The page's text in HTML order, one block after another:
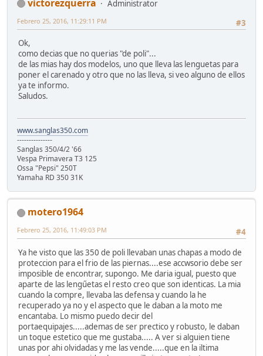
victorezquerra
Administrator
#3
Febrero 25, 2016, 11:29:11 PM
Ok,
como decias que no querias "de poli"...
de las mias hay dos modelos, uno que lleva las lenguetas para
poner el carenado y otro que no las lleva, si veo alguno de ellos
ya te informo.
Saludos.
www.sanglas350.com
---------------
Sanglas 350/4/2 '66
Vespa Primavera T3 125
Ossa "Pepsi" 250T
Yamaha RD 350 31K
motero1964
#4
Febrero 25, 2016, 11:49:03 PM
Ya he visto que las 350 de poli llevaban unas chapas a modo de
proteccion para el frio de las piernas....ese accwsorio debe ser
imposible de encontrar, supongo. Me daria igual, puesto que
aparte de las lengűetas el resto creo que son identicas. La mia
cuando la compre, llevaba las defensa y cuando la he
recuperado ya no y el aspecto que le daban a la moto me
encantaba. Lo mismo puedo decir del
portaequipajes.....ademas de ser prectico y robusto, le daban
un toque estetico que me gustaba..... A ver si alguien tiene
unas por ahi olvidadas y me las vende.....que en la iltima